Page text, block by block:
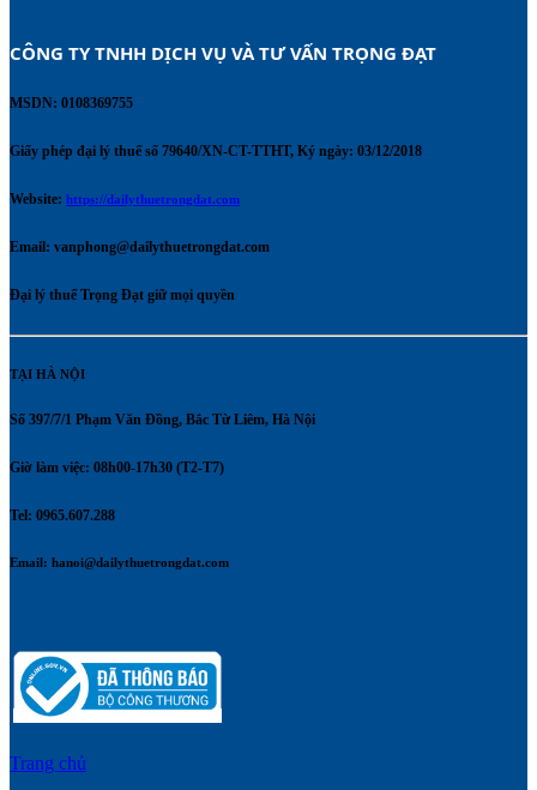
CÔNG TY TNHH DỊCH VỤ VÀ TƯ VẤN TRỌNG ĐẠT
MSDN: 0108369755
Giấy phép đại lý thuế số 79640/XN-CT-TTHT, Ký ngày: 03/12/2018
Website: https://dailythuetrongdat.com
Email: vanphong@dailythuetrongdat.com
Đại lý thuế Trọng Đạt giữ mọi quyền
TẠI HÀ NỘI
Số 397/7/1 Phạm Văn Đồng, Bắc Từ Liêm, Hà Nội
Giờ làm việc: 08h00-17h30 (T2-T7)
Tel: 0965.607.288
Email: hanoi@dailythuetrongdat.com
Trang chủ